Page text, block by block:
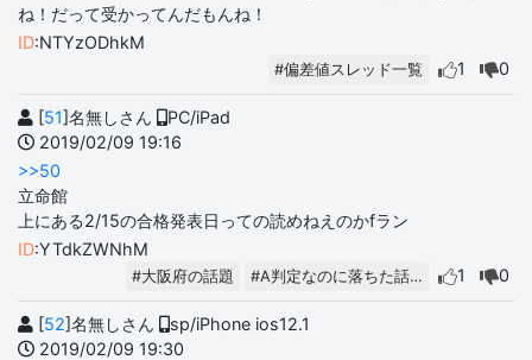
ね！だって受かってんだもんね！
ID:NTYzODhkM
#偏差値スレッド一覧 1 0
[51]名無しさん
PC/iPad
2019/02/09 19:16
>>50
立命館
上にある2/15の合格発表日っての読めねえのかfラン
ID:YTdkZWNhM
#大阪府の話題 #A判定なのに落ちた話… 1 0
[52]名無しさん
sp/iPhone ios12.1
2019/02/09 19:30